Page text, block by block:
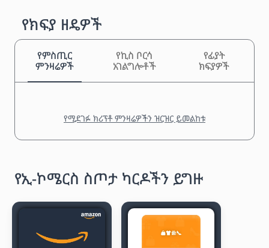
የክፍያ ዘዴዎች
የምስጢር
ምንዛሬዎች
የኪስ ቦርሳ
አገልግሎቶች
የፊያት
ክፍያዎች
የሚደገፉ ክሪፕቶ ምንዛሬዎችን ዝርዝር ይመልከቱ
የኢ-ኮሜርስ ስጦታ ካርዶችን ይግዙ